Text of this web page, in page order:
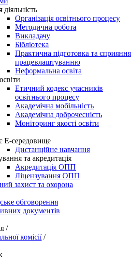
діяльність
Організація освітнього процесу
Методична робота
Викладачу
Бібліотека
Практична підготовка та сприяння
працевлаштуванню
Неформальна освіта
Етичний кодекс учасників
освітнього процесу
Академічна мобільність
Академічна доброчесність
Моніторинг якості освіти
Е-середовище
Дистанційне навчання
та акредитація
Акредитація ОПП
Ліцензування ОПП
захист та охорона
обговорення
документів
/
комісії /